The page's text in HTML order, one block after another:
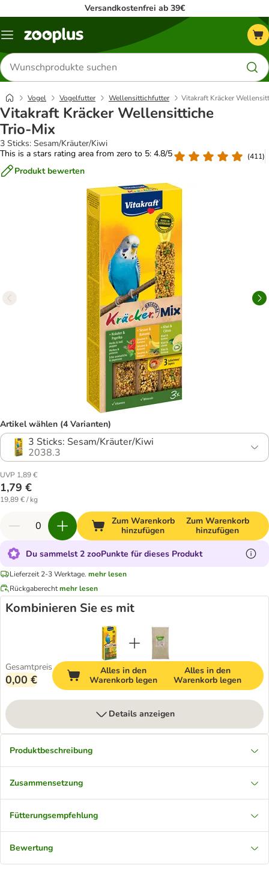
Versandkostenfrei ab 39€
Menü
Produkte
suchen
Vogel Vogelfutter Wellensittichfutter Vitakraft Kräcker
Vitakraft Kräcker Wellensittiche
Trio-Mix
3 Sticks: Sesam/Kräuter/Kiwi
This is a stars rating area from zero to 5: 4.8/5
(411)
Produkt bewerten
Artikel wählen (4 Varianten)
3 Sticks: Sesam/Kräuter/Kiwi
2038.3
UVP 1,89 €
1,79 €
19,89 € / kg
Zum Warenkorb
hinzufügen
Zum Warenkorb
hinzufügen
Du sammelst 2 zooPunkte für dieses Produkt
Lieferzeit 2-3 Werktage. mehr lesen
Rückgaberechtmehr lesen
Kombinieren Sie es mit
Gesamtpreis
0,00 €
Alles in den
Warenkorb legen
Alles in den
Warenkorb legen
Details anzeigen
Produktbeschreibung
Zusammensetzung
Fütterungsempfehlung
Bewertung